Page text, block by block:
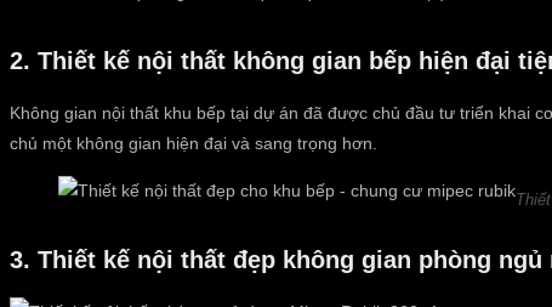
2. Thiết kế nội thất không gian bếp hiện đại
Không gian nội thất khu bếp tại dự án đã được chủ đầu tư triển khai
chủ một không gian hiện đại và sang trọng hơn.
3. Thiết kế nội thất đẹp không gian phòng ngủ